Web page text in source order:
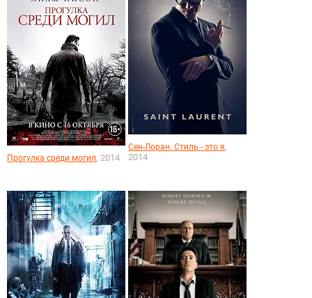
Прогулка среди могил, 2014
Сен-Лоран. Стиль - это я,
2014